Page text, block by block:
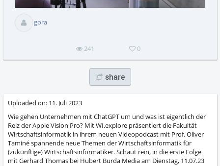
gora
241 0
share
Uploaded on: 11. Juli 2023
Wie gehen Unternehmen mit ChatGPT um und was ist eigentlich der
Reiz der Apple Vision Pro? Mit WI.explore präsentiert die Fakultät
Wirtschaftsinformatik in ihrem neuen Videopodcast mit Prof. Oliver
Taminé spannende neue Themen der Wirtschaftsinformatik für
(zukünftige) Wirtschaftsinformatiker. Schaut rein, in die erste Folge
mit Gerhard Thomas bei Hubert Burda Media am Dienstag, 11.07.23